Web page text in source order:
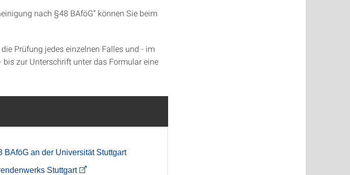
nach §48 BAföG“ können Sie beim
Prüfung jedes einzelnen Falles und - im
zur Unterschrift unter das Formular eine
an der Universität Stuttgart
Stuttgart